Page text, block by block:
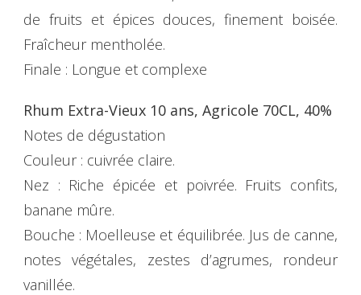
de fruits et épices douces, finement boisée.
Fraîcheur mentholée.
Finale : Longue et complexe
Rhum Extra-Vieux 10 ans, Agricole 70CL, 40%
Notes de dégustation
Couleur : cuivrée claire.
Nez : Riche épicée et poivrée. Fruits confits,
banane mûre.
Bouche : Moelleuse et équilibrée. Jus de canne,
notes végétales, zestes d’agrumes, rondeur
vanillée.